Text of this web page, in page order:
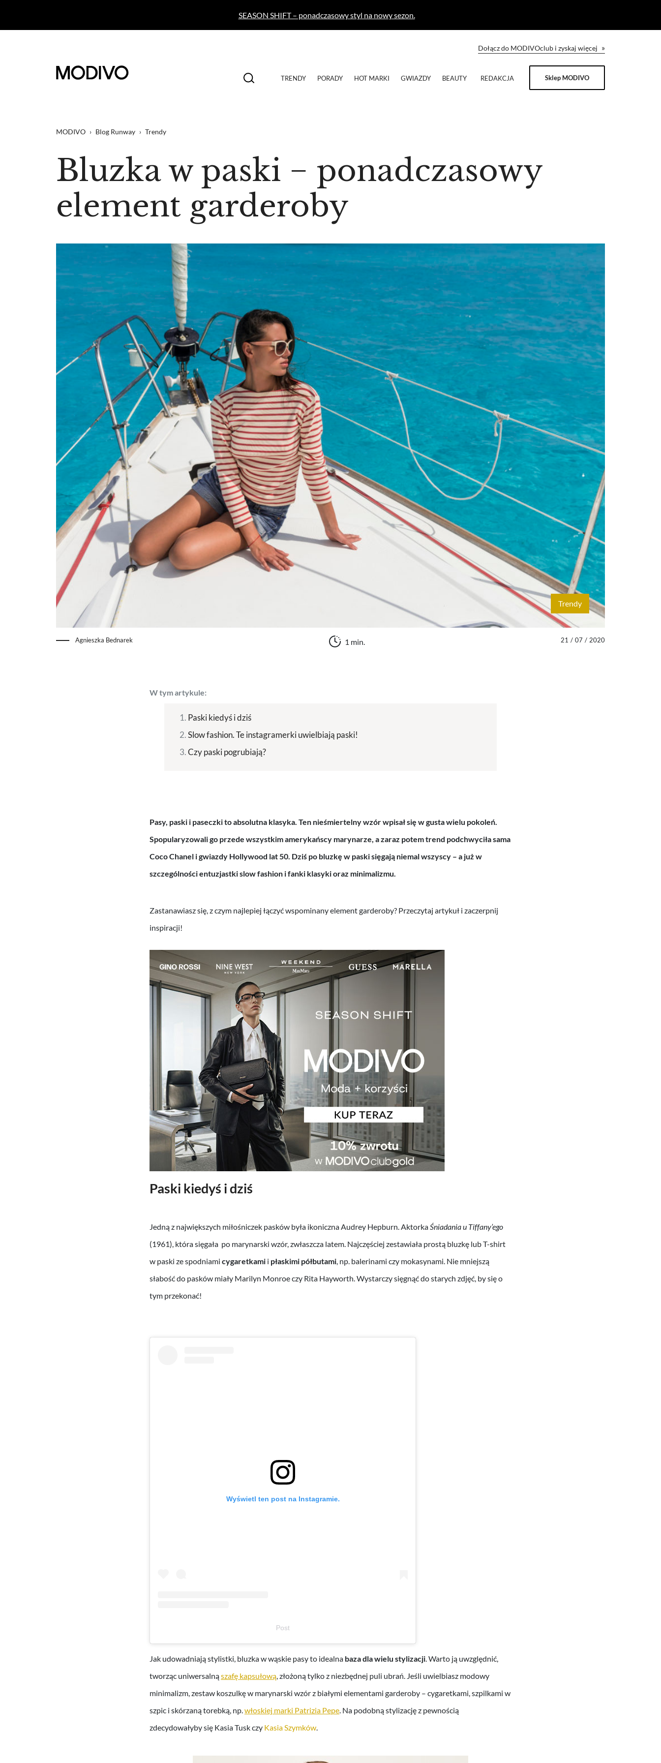
SEASON SHIFT – ponadczasowy styl na nowy sezon.
Dołącz do MODIVOclub i zyskaj więcej »
TRENDY PORADY HOT MARKI GWIAZDY BEAUTY REDAKCJA Sklep MODIVO
MODIVO › Blog Runway › Trendy
Bluzka w paski − ponadczasowy
element garderoby
Trendy
Agnieszka Bednarek 1 min. 21 / 07 / 2020
W tym artykule:
Paski kiedyś i dziś
Slow fashion. Te instagramerki uwielbiają paski!
Czy paski pogrubiają?
Pasy, paski i paseczki to absolutna klasyka. Ten nieśmiertelny wzór wpisał się w gusta wielu pokoleń.
Spopularyzowali go przede wszystkim amerykańscy marynarze, a zaraz potem trend podchwyciła sama
Coco Chanel i gwiazdy Hollywood lat 50. Dziś po bluzkę w paski sięgają niemal wszyscy – a już w
szczególności entuzjastki slow fashion i fanki klasyki oraz minimalizmu.
Zastanawiasz się, z czym najlepiej łączyć wspominany element garderoby? Przeczytaj artykuł i zaczerpnij
inspiracji!
Paski kiedyś i dziś
Jedną z największych miłośniczek pasków była ikoniczna Audrey Hepburn. AktorkaŚniadania u Tiffany’ego
(1961), która sięgała po marynarski wzór, zwłaszcza latem. Najczęściej zestawiała prostą bluzkę lub T-shirt
w paski ze spodniami cygaretkami i płaskimi półbutami, np. balerinami czy mokasynami. Nie mniejszą
słabość do pasków miały Marilyn Monroe czy Rita Hayworth. Wystarczy sięgnąć do starych zdjęć, by się o
tym przekonać!
Wyświetl ten post na Instagramie.
Post
Jak udowadniają stylistki, bluzka w wąskie pasy to idealna baza dla wielu stylizacji . Warto ją uwzględnić,
tworząc uniwersalnąszafę kapsułową , złożoną tylko z niezbędnej puli ubrań. Jeśli uwielbiasz modowy
minimalizm, zestaw koszulkę w marynarski wzór z białymi elementami garderoby – cygaretkami, szpilkami w
szpic i skórzaną torebką, np. włoskiej marki Patrizia Pepe . Na podobną stylizację z pewnością
zdecydowałyby się Kasia Tusk czy Kasia Szymków